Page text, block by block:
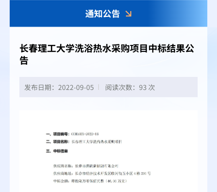
通知公告
长春理工大学洗浴热水采购项目中标结果公
告
发布日期：2022-09-05 阅读次数： 93 次